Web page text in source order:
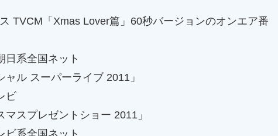
TVCM「Xmas Lover篇」60秒バージョンのオンエア番
系全国ネット
ャル スーパーライブ 2011」
ビ
マスプレゼントショー 2011」